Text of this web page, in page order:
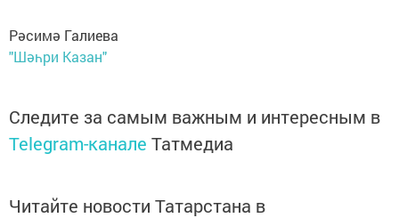
Рәсимә Галиева
"Шәһри Казан"
Следите за самым важным и интересным в
Telegram-канале Татмедиа
Читайте новости Татарстана в